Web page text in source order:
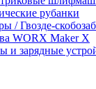
рубанки
/ Гвозде-
WORX Maker X
и зарядные